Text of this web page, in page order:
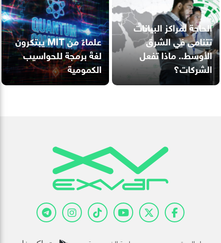
الحاجة لمراكز البيانات
تتنامى في الشرق
الأوسط.. ماذا تفعل
الشركات؟
علماءٌ من MIT يبتكرون
لغةَ برمجة للحواسيب
الكمومية